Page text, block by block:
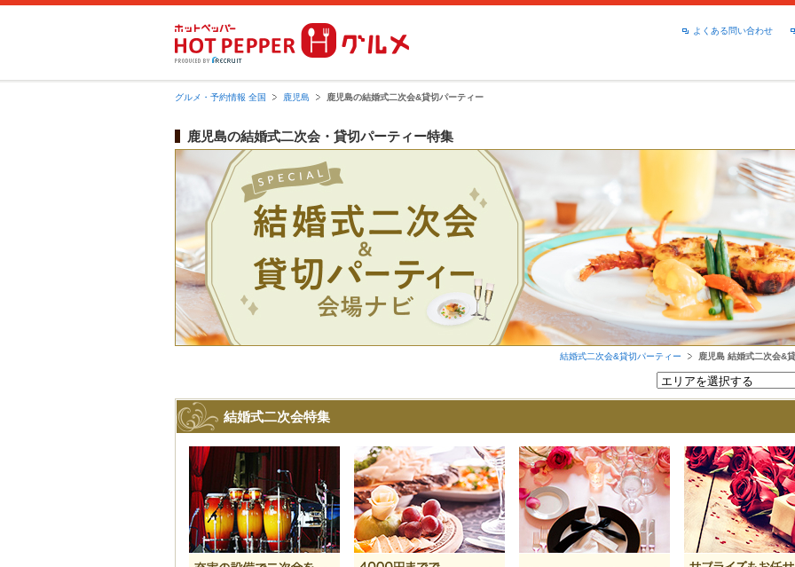
よくある問い合わせ
グルメ・予約情報 全国 鹿児島 鹿児島の結婚式二次会&貸切パーティー
鹿児島の結婚式二次会・貸切パーティー特集
結婚式二次会&貸切パーティー 鹿児島 結婚式二次会&
結婚式二次会特集